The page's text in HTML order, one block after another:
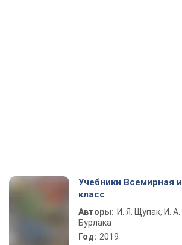
Учебники Всемирная
класс
Авторы: И. Я. Щупак, И.
Бурлака
Год: 2019